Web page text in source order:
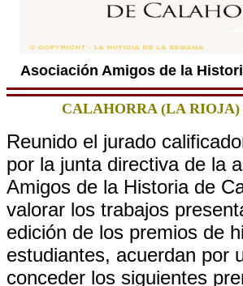
Asociación Amigos de la
CALAHORRA (LA RIOJA)
Reunido el jurado
por la junta directiva de la
Amigos de la Historia de
valorar los trabajos
edición de los premios de
estudiantes, acuerdan por
conceder los siguientes